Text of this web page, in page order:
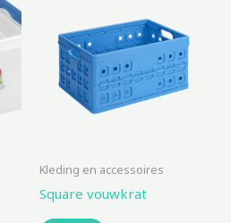
Kleding en accessoires
Square vouwkrat